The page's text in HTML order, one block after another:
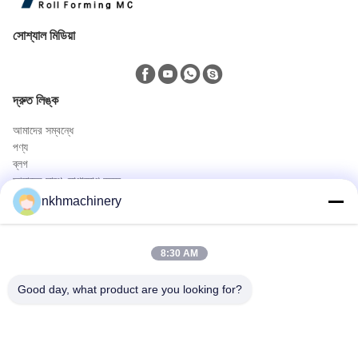
সোশ্যাল মিডিয়া
দ্রুত লিঙ্ক
আমাদের সম্বন্ধে
পণ্য
ব্লগ
আমাদের সাথে যোগাযোগ করুন
পণ্য
ছাদ প্যানেল রোল বিরচন মেশিন
ছাদ পত্রক ক্রিম্পিং মেশিন
nkhmachinery
8:30 AM
Good day, what product are you looking for?